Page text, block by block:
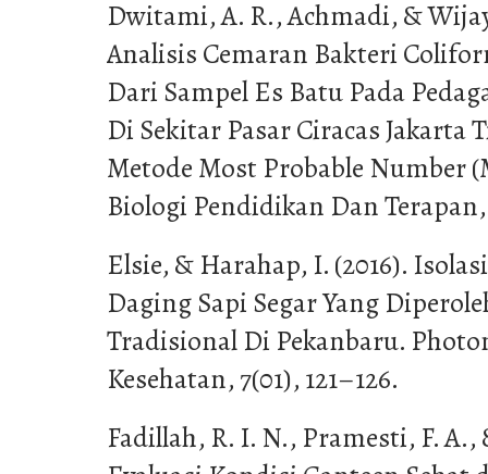
Dwitami, A. R., Achmadi, &
Analisis Cemaran Bakteri
Dari Sampel Es Batu Pada
Di Sekitar Pasar Ciracas
Metode Most Probable Number
Biologi Pendidikan Dan Terapan,
Elsie, & Harahap, I. (2016).
Daging Sapi Segar Yang
Tradisional Di Pekanbaru.
Kesehatan, 7(01), 121–126.
Fadillah, R. I. N., Pramesti, F. A.,